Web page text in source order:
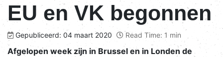
EU en VK begonnen
Gepubliceerd: 04 maart 2020 Read Time: 1 min
Afgelopen week zijn in Brussel en in Londen de